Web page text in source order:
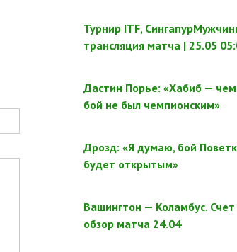
Турнир ITF,
трансляция матча | 25.05
Дастин Порье: «Хабиб —
бой не был чемпионским»
Дрозд: «Я думаю, бой
будет открытым»
Вашингтон — Коламбус. Счет
обзор матча 24.04